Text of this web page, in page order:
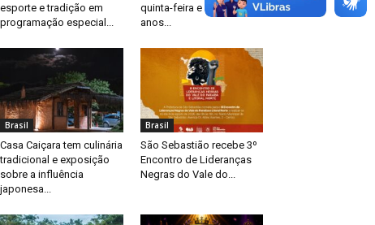
esporte e tradição em
programação especial...
quinta-feira e celebra 70
anos...
Brasil
Casa Caiçara tem culinária
tradicional e exposição
sobre a influência
japonesa...
Brasil
São Sebastião recebe 3º
Encontro de Lideranças
Negras do Vale do...